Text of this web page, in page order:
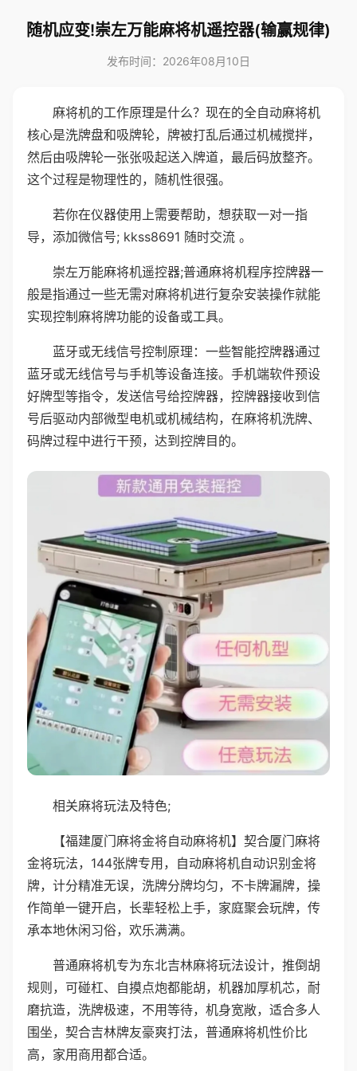
随机应变!崇左万能麻将机遥控器(输赢规律)
发布时间：2026年08月10日
麻将机的工作原理是什么？现在的全自动麻将机
核心是洗牌盘和吸牌轮，牌被打乱后通过机械搅拌，
然后由吸牌轮一张张吸起送入牌道，最后码放整齐。
这个过程是物理性的，随机性很强。
若你在仪器使用上需要帮助，想获取一对一指
导，添加微信号; kkss8691 随时交流 。
崇左万能麻将机遥控器;普通麻将机程序控牌器一
般是指通过一些无需对麻将机进行复杂安装操作就能
实现控制麻将牌功能的设备或工具。
蓝牙或无线信号控制原理：一些智能控牌器通过
蓝牙或无线信号与手机等设备连接。手机端软件预设
好牌型等指令，发送信号给控牌器，控牌器接收到信
号后驱动内部微型电机或机械结构，在麻将机洗牌、
码牌过程中进行干预，达到控牌目的。
相关麻将玩法及特色;
【福建厦门麻将金将自动麻将机】契合厦门麻将
金将玩法，144张牌专用，自动麻将机自动识别金将
牌，计分精准无误，洗牌分牌均匀，不卡牌漏牌，操
作简单一键开启，长辈轻松上手，家庭聚会玩牌，传
承本地休闲习俗，欢乐满满。
普通麻将机专为东北吉林麻将玩法设计，推倒胡
规则，可碰杠、自摸点炮都能胡，机器加厚机芯，耐
磨抗造，洗牌极速，不用等待，机身宽敞，适合多人
围坐，契合吉林牌友豪爽打法，普通麻将机性价比
高，家用商用都合适。